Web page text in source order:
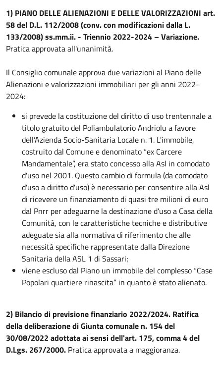
1) PIANO DELLE ALIENAZIONI E DELLE VALORIZZAZIONI art.
58 del D.L. 112/2008 (conv. con modificazioni dalla L.
133/2008) ss.mm.ii. - Triennio 2022-2024 – Variazione.
Pratica approvata all'unanimità.
Il Consiglio comunale approva due variazioni al Piano delle
Alienazioni e valorizzazioni immobiliari per gli anni 2022-
2024:
si prevede la costituzione del diritto di uso trentennale a
titolo gratuito del Poliambulatorio Andriolu a favore
dell’Azienda Socio-Sanitaria Locale n. 1. L'immobile,
costruito dal Comune e denominato “ex Carcere
Mandamentale”, era stato concesso alla Asl in comodato
d'uso nel 2001. Questo cambio di formula (da comodato
d'uso a diritto d'uso) è necessario per consentire alla Asl
di ricevere un finanziamento di quasi tre milioni di euro
dal Pnrr per adeguarne la destinazione d’uso a Casa della
Comunità, con le caratteristiche tecniche e distributive
adeguate sia alla normativa di riferimento che alle
necessità specifiche rappresentate dalla Direzione
Sanitaria della ASL 1 di Sassari;
viene escluso dal Piano un immobile del complesso “Case
Popolari quartiere rinascita” in quanto è stato alienato.
2) Bilancio di previsione finanziario 2022/2024. Ratifica
della deliberazione di Giunta comunale n. 154 del
30/08/2022 adottata ai sensi dell'art. 175, comma 4 del
D.Lgs. 267/2000. Pratica approvata a maggioranza.